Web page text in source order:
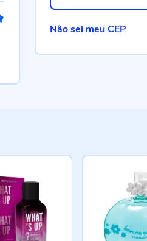
Não sei meu CEP